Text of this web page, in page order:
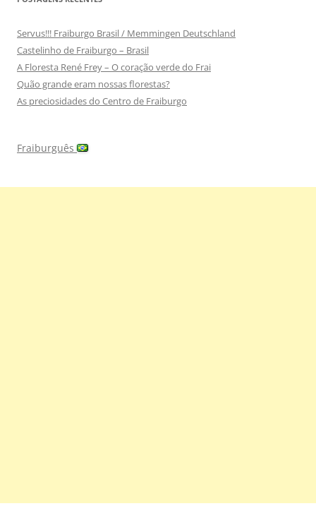
Servus!!! Fraiburgo Brasil / Memmingen Deutschland
Castelinho de Fraiburgo – Brasil
A Floresta René Frey – O coração verde do Frai
Quão grande eram nossas florestas?
As preciosidades do Centro de Fraiburgo
Fraiburguês